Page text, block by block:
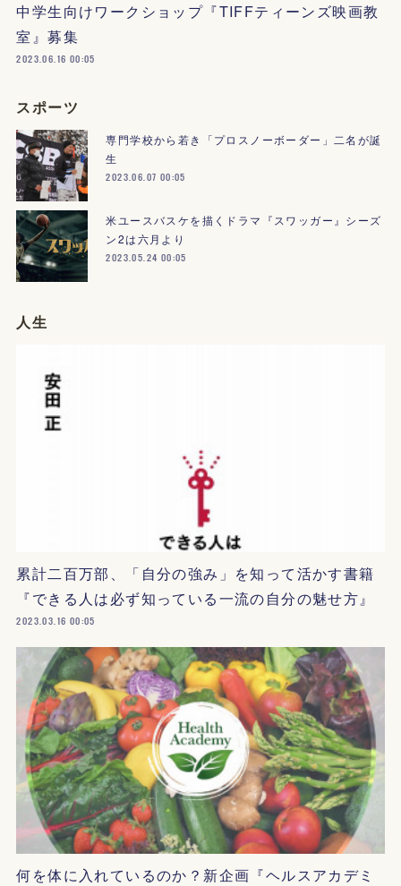
中学生向けワークショップ『TIFFティーンズ映画教
室』募集
2023.06.16 00:05
スポーツ
専門学校から若き「プロスノーボーダー」二名が誕
生
2023.06.07 00:05
米ユースバスケを描くドラマ『スワッガー』シーズ
ン2は六月より
2023.05.24 00:05
人生
累計二百万部、「自分の強み」を知って活かす書籍
『できる人は必ず知っている一流の自分の魅せ方』
2023.03.16 00:05
何を体に入れているのか？新企画『ヘルスアカデミ